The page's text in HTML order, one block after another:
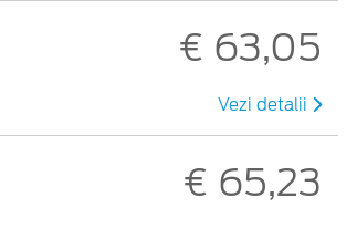
€ 63,05
Vezi detalii
€ 65,23